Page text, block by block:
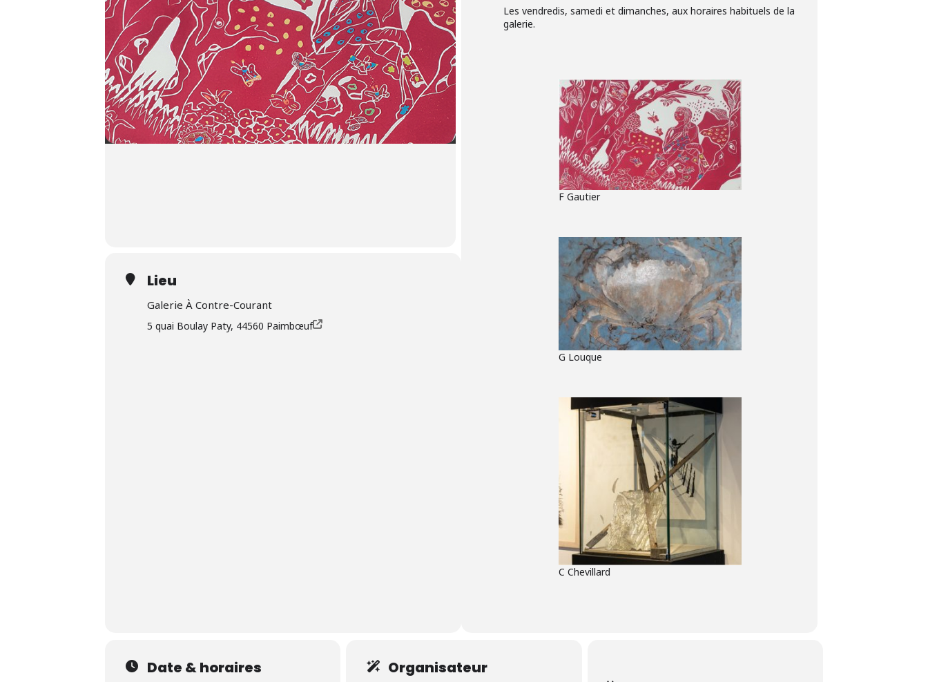
Les vendredis, samedi et dimanches, aux horaires habituels de la
galerie.
F Gautier
G Louque
C Chevillard
Lieu
Galerie À Contre-Courant
5 quai Boulay Paty, 44560 Paimbœuf
Date & horaires Organisateur